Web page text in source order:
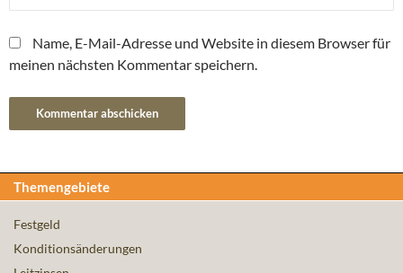
Name, E-Mail-Adresse und Website in diesem Browser für
meinen nächsten Kommentar speichern.
Themengebiete
Festgeld
Konditionsänderungen